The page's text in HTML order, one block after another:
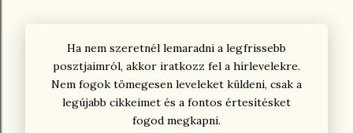
Ha nem szeretnél lemaradni a legfrissebb
posztjaimról, akkor iratkozz fel a hírlevelekre.
Nem fogok tömegesen leveleket küldeni, csak a
legújabb cikkeimet és a fontos értesítésket
fogod megkapni.